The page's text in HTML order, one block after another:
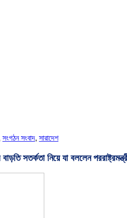
সংগঠন সংবাদ, সারাদেশ
সতর্কতা নিয়ে যা বললেন